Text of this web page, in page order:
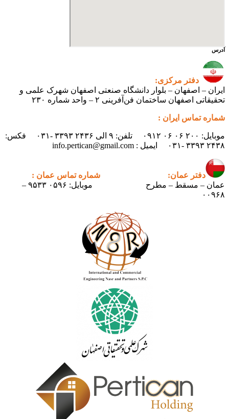
آدرس
دفتر مرکزی:
ایران – اصفهان – بلوار دانشگاه صنعتی اصفهان شهرک علمی و
تحقیقاتی اصفهان ساختمان فن‌آفرینی ۲ – واحد شماره ۲۳۰
شماره تماس ایران :
موبایل: ۲۰۰ ۰۶ ۰۶ ۰۹۱۲ تلفن: ۹ الی ۲۴۳۶ ۳۳۹۳ -۰۳۱ فکس:
۲۴۳۸ ۳۳۹۳ -۰۳۱ ایمیل : info.pertican@gmail.com
دفتر عمان:
شماره تماس عمان :
عمان – مسقط – مطرح
موبایل: ۰۵۹۶ ۹۵۳۳ –
۰۰۹۶۸